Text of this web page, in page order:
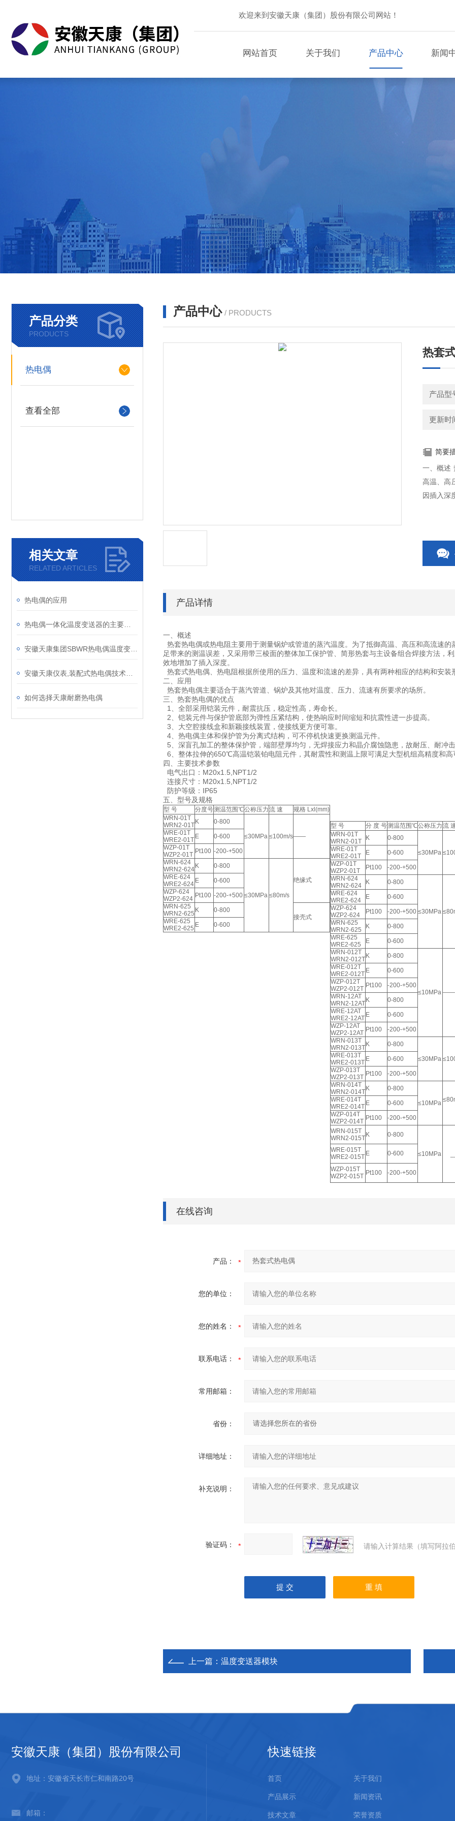
欢迎来到安徽天康（集团）股份有限公司网站！
网站首页 关于我们 产品中心 新闻
产品分类
PRODUCTS
热电偶
查看全部
相关文章
RELATED ARTICLES
热电偶的应用
如何选择天康耐磨热电偶
产品中心 / PRODUCTS
热套
产品型
更新时
简要
一、概述
高温、高
因插入深
产品详情
一、概述
热套热电偶或热电阻主要用于测量锅炉或管道的蒸汽温度。为了抵御高温、高压和高流速
足带来的测温误差，又采用带三棱面的整体加工保护管、简形热套与主设备组合焊接方法，
效地增加了插入深度。
热套式热电偶、热电阻根据所使用的压力、温度和流速的差异，具有两种相应的结构和安装
二、应用
热套热电偶主要适合于蒸汽管道、锅炉及其他对温度、压力、流速有所要求的场所。
三、热套热电偶的优点
1、全部采用铠装元件，耐震抗压，稳定性高，寿命长。
2、铠装元件与保护管底部为弹性压紧结构，使热响应时间缩短和抗震性进一步提高。
3、大空腔接线盒和新颖接线装置，使接线更方便可靠。
4、热电偶主体和保护管为分离式结构，可不停机快速更换测温元件。
5、深盲孔加工的整体保护管，端部壁厚均匀，无焊接应力和晶介腐蚀隐患，故耐压、耐冲
6、整体拉伸的650℃高温铠装铂电阻元件，其耐震性和测温上限可满足大型机组高精度和高
四、主要技术参数
电气出口：M20x1.5,NPT1/2
连接尺寸：M20x1.5,NPT1/2
防护等级：IP65
五、型号及规格
型 号 分度号测温范围℃公称压力流 速
规格 Lxl(mm)
WRN-01T
WRN2-01T K 0-800
≤30MPa ≤100m/s——
WRE-01T
WRE2-01T E
0-600
WZP-01T
WZP2-01T Pt100 -200-+500
WRN-624
WRN2-624 K 0-800
≤30MPa ≤80m/s
绝缘式
WRE-624
WRE2-624 E
0-600
WZP-624
WZP2-624 Pt100 -200-+500
WRN-625
WRN2-625 K
0-800
接壳式
WRE-625
WRE2-625 E 0-600
型 号 分 度 号测温范围℃公称压力流
WRN-01T
WRN2-01T
K 0-800
≤30MPa
WRE-01T
WRE2-01T
E
0-600
WZP-01T
WZP2-01T
Pt100
-200-+500
WRN-624
WRN2-624
K 0-800
≤30MPa
WRE-624
WRE2-624
E
0-600
WZP-624
WZP2-624
Pt100
-200-+500
WRN-625
WRN2-625
K
0-800
WRE-625
WRE2-625
E
0-600
WRN-012T
WRN2-012T K 0-800
≤10MPa ——
WRE-012T
WRE2-012T E
0-600
WZP-012T
WZP2-012T Pt100
-200-+500
WRN-12AT
WRN2-12AT K
0-800
WRE-12AT
WRE2-12AT E
0-600
WZP-12AT
WZP2-12AT Pt100
-200-+500
WRN-013T
WRN2-013T K 0-800
≤30MPa
WRE-013T
WRE2-013T E
0-600
WZP-013T
WZP2-013T Pt100
-200-+500
WRN-014T
WRN2-014T K 0-800
≤10MPa
WRE-014T
WRE2-014T E
0-600
WZP-014T
WZP2-014T Pt100
-200-+500
WRN-015T
WRN2-015T K 0-800
≤10MPa
WRE-015T
WRE2-015T E 0-600
WZP-015T
WZP2-015T Pt100 -200-+500
在线咨询
产品：
您的单位：
您的姓名：
联系电话：
常用邮箱：
省份：
详细地址：
补充说明：
验证码： 请输入计算结果（填写阿拉
上一篇： 温度变送器模块
安徽天康（集团）股份有限公司
地址：安徽省天长市仁和南路20号
邮箱：
快速链接
首页 关于我们
产品展示 新闻资讯
技术文章 荣誉资质